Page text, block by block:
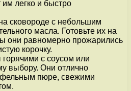
легко и быстро
сковороде с небольшим
масла. Готовьте их на
они равномерно прожарились
корочку.
горячими с соусом или
выбору. Они отлично
пюре, свежими